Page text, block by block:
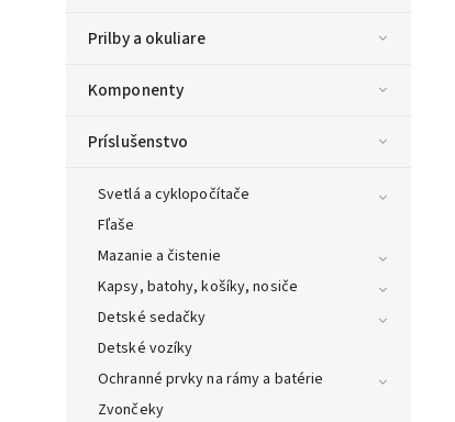
Prilby a okuliare
Komponenty
Príslušenstvo
Svetlá a cyklopočítače
Fľaše
Mazanie a čistenie
Kapsy, batohy, košíky, nosiče
Detské sedačky
Detské vozíky
Ochranné prvky na rámy a batérie
Zvončeky